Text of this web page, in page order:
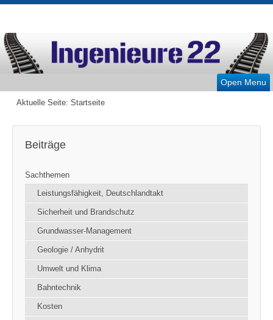
Open Menu
Aktuelle Seite: Startseite
Beiträge
Sachthemen
Leistungsfähigkeit, Deutschlandtakt
Sicherheit und Brandschutz
Grundwasser-Management
Geologie / Anhydrit
Umwelt und Klima
Bahntechnik
Kosten